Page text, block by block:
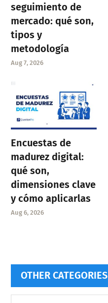
seguimiento de
mercado: qué son,
tipos y
metodología
Aug 7, 2026
Encuestas de
madurez digital:
qué son,
dimensiones clave
y cómo aplicarlas
Aug 6, 2026
OTHER CATEGORIES